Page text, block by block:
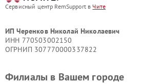
Сервисный центр RemSupport вЧите
ИП Черенков Николай Николаевич
ИНН 770503002150
ОГРНИП 307770000337822
Филиалы в Вашем городе